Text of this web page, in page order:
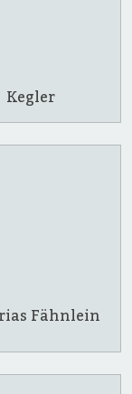
Kegler
Fähnlein